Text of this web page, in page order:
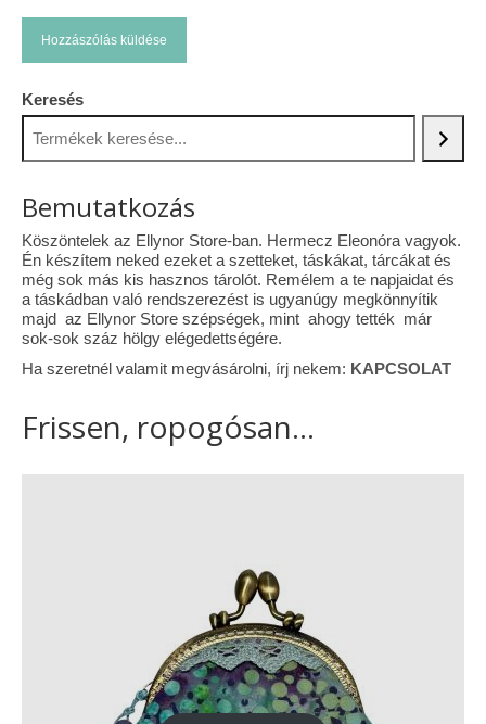
Keresés
Bemutatkozás
Köszöntelek az Ellynor Store-ban. Hermecz Eleonóra vagyok.
Én készítem neked ezeket a szetteket, táskákat, tárcákat és
még sok más kis hasznos tárolót. Remélem a te napjaidat és
a táskádban való rendszerezést is ugyanúgy megkönnyítik
majd az Ellynor Store szépségek, mint ahogy tették már
sok-sok száz hölgy elégedettségére.
Ha szeretnél valamit megvásárolni, írj nekem: KAPCSOLAT
Frissen, ropogósan...